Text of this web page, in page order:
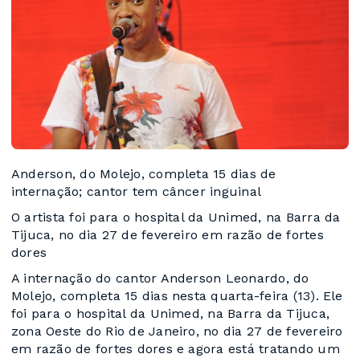
Anderson, do Molejo, completa 15 dias de
internação; cantor tem câncer inguinal
O artista foi para o hospital da Unimed, na Barra da
Tijuca, no dia 27 de fevereiro em razão de fortes
dores
A internação do cantor Anderson Leonardo, do
Molejo, completa 15 dias nesta quarta-feira (13). Ele
foi para o hospital da Unimed, na Barra da Tijuca,
zona Oeste do Rio de Janeiro, no dia 27 de fevereiro
em razão de fortes dores e agora está tratando um